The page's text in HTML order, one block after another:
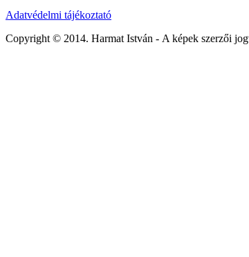
Adatvédelmi tájékoztató
Copyright © 2014. Harmat István - A képek szerzői